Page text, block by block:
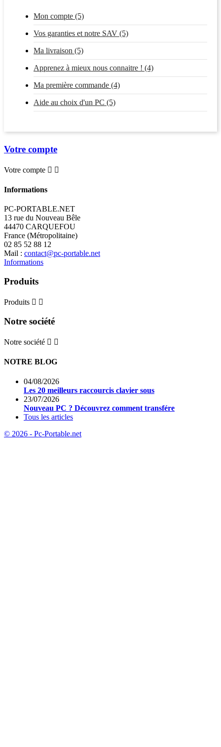
Mon compte (5)
Vos garanties et notre SAV (5)
Ma livraison (5)
Apprenez à mieux nous connaitre ! (4)
Ma première commande (4)
Aide au choix d'un PC (5)
Votre compte
Votre compte  
Informations
PC-PORTABLE.NET
13 rue du Nouveau Bêle
44470 CARQUEFOU
France (Métropolitaine)
02 85 52 88 12
Mail : contact@pc-portable.net
Informations
Produits
Produits  
Notre société
Notre société  
NOTRE BLOG
04/08/2026
Les 20 meilleurs raccourcis clavier sous
23/07/2026
Nouveau PC ? Découvrez comment transfére
Tous les articles
© 2026 - Pc-Portable.net